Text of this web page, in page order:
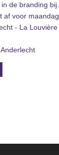
de branding bij
af voor
- La Louvière